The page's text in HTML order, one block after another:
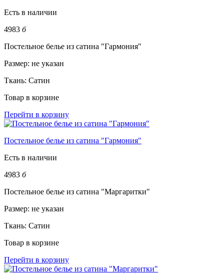
Есть в наличии
4983 б
Постельное белье из сатина "Гармония"
Размер: не указан
Ткань: Сатин
Товар в корзине
Перейти в корзину
Постельное белье из сатина "Гармония"
Есть в наличии
4983 б
Постельное белье из сатина "Маргаритки"
Размер: не указан
Ткань: Сатин
Товар в корзине
Перейти в корзину